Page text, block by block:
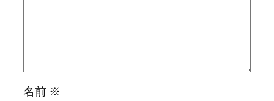
名前 ※